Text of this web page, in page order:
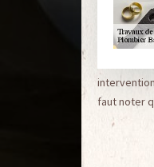
faut noter